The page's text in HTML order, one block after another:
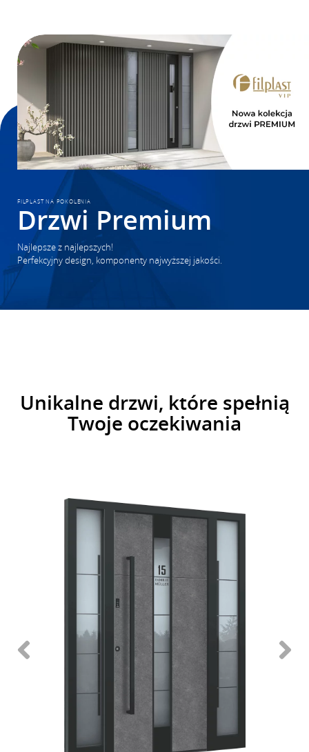
FILPLAST NA POKOLENIA
Drzwi Premium
Najlepsze z najlepszych!
Perfekcyjny design, komponenty najwyższej jakości.
Unikalne drzwi, które spełnią
Twoje oczekiwania